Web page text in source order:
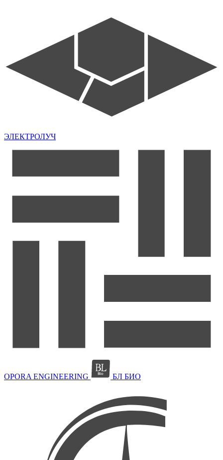
ЭЛЕКТРОЛУЧ
OPORA ENGINEERING БЛ БИО